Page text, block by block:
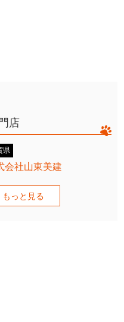
店
県
会社山東美建
もっと見る